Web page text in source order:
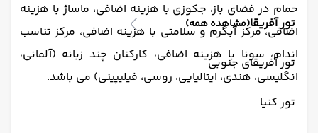
تور آفریقا(مشاهده همه)
تور آفریقای جنوبی
تور کنیا
حمام در فضای باز، جکوزی با هزینه اضافی، ماساژ با هزینه
اضافی، مرکز آبگرم و سلامتی با هزینه اضافی، مرکز تناسب
اندام، سونا با هزینه اضافی، کارکنان چند زبانه (آلمانی،
انگلیسی، هندی، ایتالیایی، روسی، فیلیپینی) می باشد.